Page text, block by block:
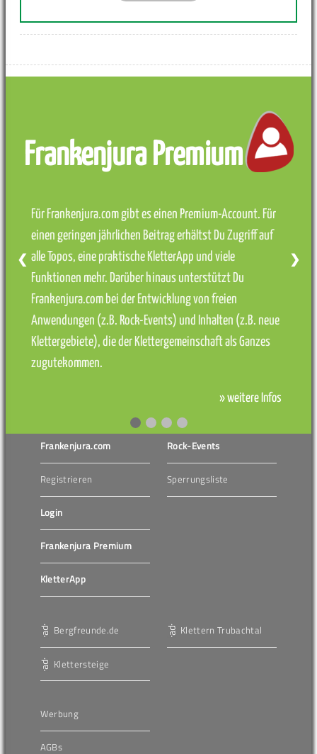
Frankenjura Premium
Für Frankenjura.com gibt es einen Premium-Account. Für
einen geringen jährlichen Beitrag erhältst Du Zugriff auf
alle Topos, eine praktische KletterApp und viele
Funktionen mehr. Darüber hinaus unterstützt Du
Frankenjura.com bei der Entwicklung von freien
Anwendungen (z.B. Rock-Events) und Inhalten (z.B. neue
Klettergebiete), die der Klettergemeinschaft als Ganzes
zugutekommen.
» weitere Infos
❮ ❯
Frankenjura.com
Registrieren
Login
Frankenjura Premium
KletterApp
Rock-Events
Sperrungsliste
Bergfreunde.de
Klettersteige
Klettern Trubachtal
Werbung
AGBs